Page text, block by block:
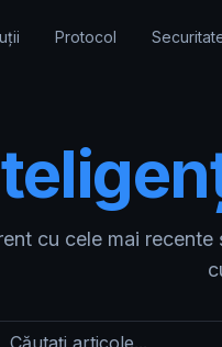
Protocol
cu cele mai recente